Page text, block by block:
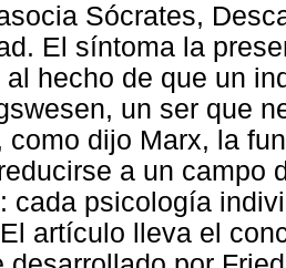
Sócrates,
El síntoma la
al hecho de que un
un ser que
como dijo Marx, la
a un campo
cada psicología
artículo lleva el